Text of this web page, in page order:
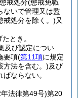
戒処分(懲戒免職
ないで管理又は監
戒処分を除く。)又
とき。
及び認定につい
要項(第11項に規定
方法を含む。)及び
ならない。
法律第49号)第20